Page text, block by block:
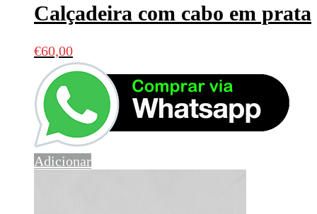
Calçadeira com cabo em prata
€60,00
Adicionar